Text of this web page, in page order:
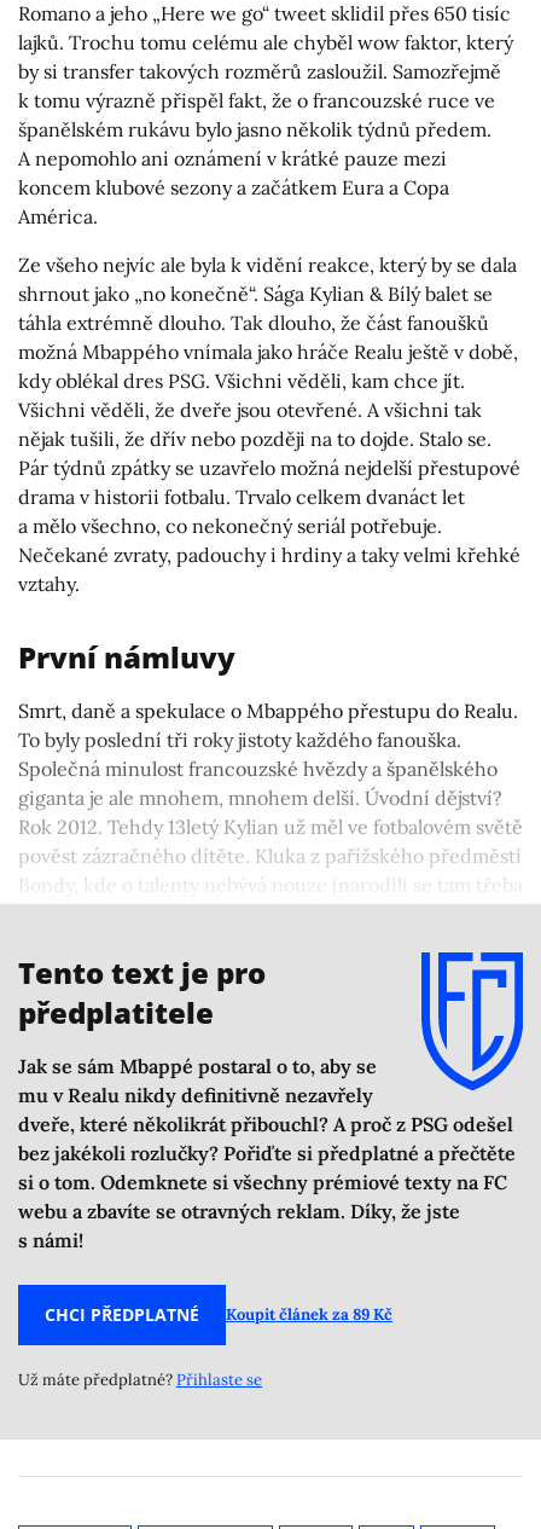
Romano a jeho „Here we go“ tweet sklidil přes 650 tisíc
lajků. Trochu tomu celému ale chyběl wow faktor, který
by si transfer takových rozměrů zasloužil. Samozřejmě
k tomu výrazně přispěl fakt, že o francouzské ruce ve
španělském rukávu bylo jasno několik týdnů předem.
A nepomohlo ani oznámení v krátké pauze mezi
koncem klubové sezony a začátkem Eura a Copa
América.
Ze všeho nejvíc ale byla k vidění reakce, který by se dala
shrnout jako „no konečně“. Sága Kylian & Bílý balet se
táhla extrémně dlouho. Tak dlouho, že část fanoušků
možná Mbappého vnímala jako hráče Realu ještě v době,
kdy oblékal dres PSG. Všichni věděli, kam chce jít.
Všichni věděli, že dveře jsou otevřené. A všichni tak
nějak tušili, že dřív nebo později na to dojde. Stalo se.
Pár týdnů zpátky se uzavřelo možná nejdelší přestupové
drama v historii fotbalu. Trvalo celkem dvanáct let
a mělo všechno, co nekonečný seriál potřebuje.
Nečekané zvraty, padouchy i hrdiny a taky velmi křehké
vztahy.
První námluvy
Smrt, daně a spekulace o Mbappého přestupu do Realu.
To byly poslední tři roky jistoty každého fanouška.
Společná minulost francouzské hvězdy a španělského
giganta je ale mnohem, mnohem delší. Úvodní dějství?
Rok 2012. Tehdy 13letý Kylian už měl ve fotbalovém světě
pověst zázračného dítěte. Kluka z pařížského předměstí
Bondy, kde o talenty nebývá nouze (narodili se tam třeba
Tento text je pro
předplatitele
Jak se sám Mbappé postaral o to, aby se
mu v Realu nikdy definitivně nezavřely
dveře, které několikrát přibouchl? A proč z PSG odešel
bez jakékoli rozlučky? Pořiďte si předplatné a přečtěte
si o tom. Odemknete si všechny prémiové texty na FC
webu a zbavíte se otravných reklam. Díky, že jste
s námi!
CHCI PŘEDPLATNÉ Koupit článek za 89 Kč
Už máte předplatné?Přihlaste se